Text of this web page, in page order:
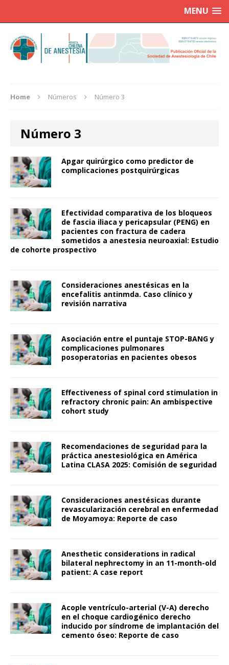
MENU
Home Números Número 3
Número 3
Apgar quirúrgico como predictor de
complicaciones postquirúrgicas
Efectividad comparativa de los bloqueos
de fascia iliaca y pericapsular (PENG) en
pacientes con fractura de cadera
sometidos a anestesia neuroaxial: Estudio
de cohorte prospectivo
Consideraciones anestésicas en la
encefalitis antinmda. Caso clínico y
revisión narrativa
Asociación entre el puntaje STOP-BANG y
complicaciones pulmonares
posoperatorias en pacientes obesos
Effectiveness of spinal cord stimulation in
refractory chronic pain: An ambispective
cohort study
Recomendaciones de seguridad para la
práctica anestesiológica en América
Latina CLASA 2025: Comisión de seguridad
Consideraciones anestésicas durante
revascularización cerebral en enfermedad
de Moyamoya: Reporte de caso
Anesthetic considerations in radical
bilateral nephrectomy in an 11-month-old
patient: A case report
Acople ventrículo-arterial (V-A) derecho
en el choque cardiogénico derecho
inducido por síndrome de implantación del
cemento óseo: Reporte de caso